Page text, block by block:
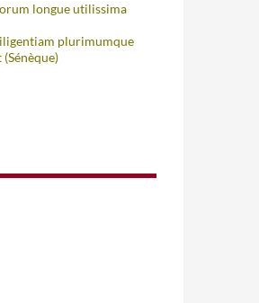
longue utilissima
plurimumque